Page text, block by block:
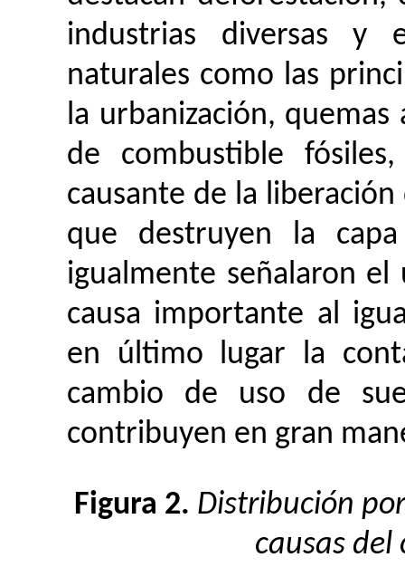
industrias diversas y
naturales como las
la urbanización,
de combustible
causante de la
que destruyen la
igualmente señalaron
causa importante al
en último lugar la
cambio de uso de
contribuyen en gran
Figura 2. Distribución
causas